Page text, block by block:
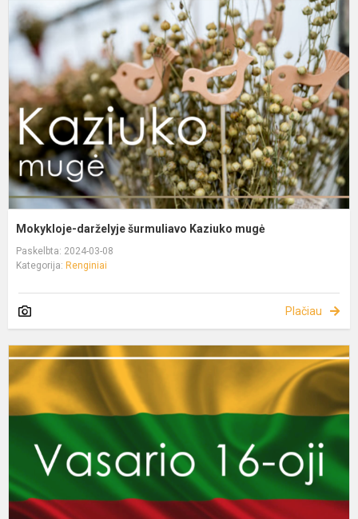
Mokykloje-darželyje šurmuliavo Kaziuko mugė
Paskelbta: 2024-03-08
Kategorija: Renginiai
Plačiau